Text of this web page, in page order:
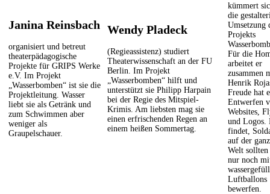
Janina Reinsbach
organisiert und betreut
theaterpädagogische
Projekte für GRIPS Werke
e.V. Im Projekt
„Wasserbomben“ ist sie die
Projektleitung. Wasser
liebt sie als Getränk und
zum Schwimmen aber
weniger als
Graupelschauer.
Wendy Pladeck
(Regieassistenz) studiert
Theaterwissenschaft an der FU
Berlin. Im Projekt
„Wasserbomben“ hilft und
unterstützt sie Philipp Harpain
bei der Regie des Mitspiel-
Krimis. Am liebsten mag sie
einen erfrischenden Regen an
einem heißen Sommertag.
kümmert
die
Umsetzung
Projekts
Für die
arbeitet er
zusammen
Henrik
Freude hat
Entwerfen
Websites,
und Logos.
findet,
auf der
Welt sollten
nur noch
Luftballons
bewerfen.